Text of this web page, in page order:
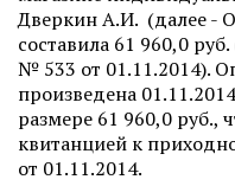
Дверкин А.И. (далее -
составила 61 960,0
№ 533 от 01.11.2014).
произведена
размере 61 960,0 руб.,
квитанцией к
от 01.11.2014.